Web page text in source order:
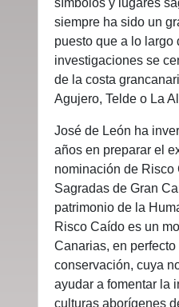
símbolos y lugares
siempre ha sido un
puesto que a lo largo
investigaciones se
de la costa
Agujero, Telde o La
José de León ha
años en preparar el
nominación de Risco
Sagradas de Gran
patrimonio de la
Risco Caído es un
Canarias, en
conservación, cuya
ayudar a fomentar la
culturas aborígenes